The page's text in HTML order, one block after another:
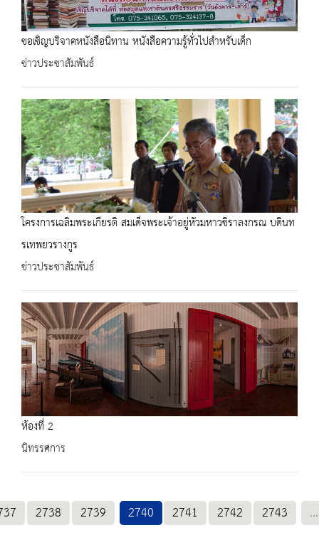
ขอเชิญบริจาคหนังสือนิทาน หนังสือความรู้ทั่วไปสำหรับเด็ก
ข่าวประชาสัมพันธ์
โครงการเฉลิมพระเกียรติ สมเด็จพระเจ้าอยู่หัวมหาวชิราลงกรณ บดินท
รเทพยวรางกูร
ข่าวประชาสัมพันธ์
ห้องที่ 2
นิทรรศการ
2738 2739 2740 2741 2742 2743 ...